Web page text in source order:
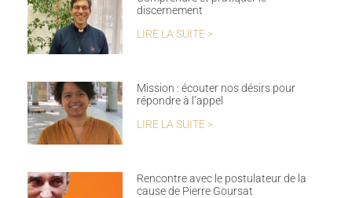
discernement
LIRE LA SUITE >
Mission : écouter nos désirs pour
répondre à l’appel
LIRE LA SUITE >
Rencontre avec le postulateur de la
cause de Pierre Goursat